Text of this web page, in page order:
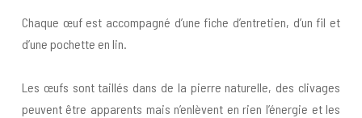
Chaque œuf est accompagné d’une fiche d’entretien, d’un fil et
d’une pochette en lin.
Les œufs sont taillés dans de la pierre naturelle, des clivages
peuvent être apparents mais n’enlèvent en rien l’énergie et les